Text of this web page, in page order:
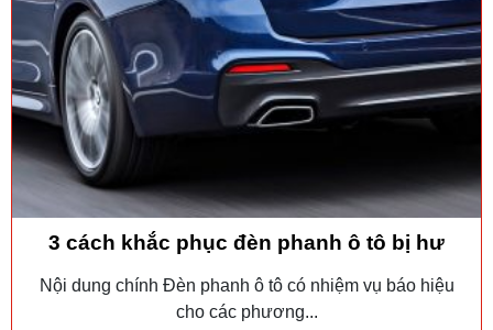
3 cách khắc phục đèn phanh ô tô bị hư
Nội dung chính Đèn phanh ô tô có nhiệm vụ báo hiệu
cho các phương...